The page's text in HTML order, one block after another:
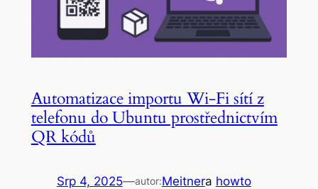
Automatizace importu Wi-Fi sítí z
telefonu do Ubuntu prostřednictvím
QR kódů
Srp 4, 2025—autor:Meitnera howto